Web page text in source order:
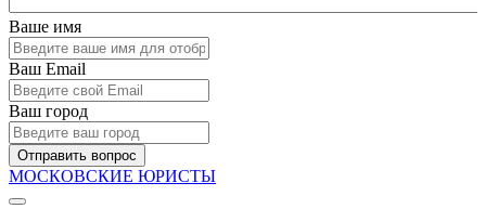
Ваше имя
Ваш Email
Ваш город
Отправить вопрос
МОСКОВСКИЕ ЮРИСТЫ